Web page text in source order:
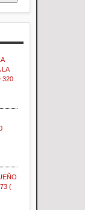
LA
320
(